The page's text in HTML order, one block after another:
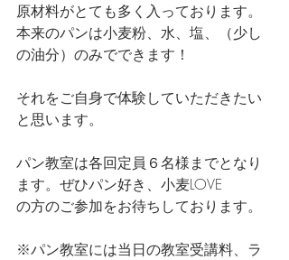
原材料がとても多く入っております。
本来のパンは小麦粉、水、塩、（少し
の油分）のみでできます！
それをご自身で体験していただきたい
と思います。
パン教室は各回定員６名様までとなり
ます。ぜひパン好き、小麦LOVE
の方のご参加をお待ちしております。
※パン教室には当日の教室受講料、ラ